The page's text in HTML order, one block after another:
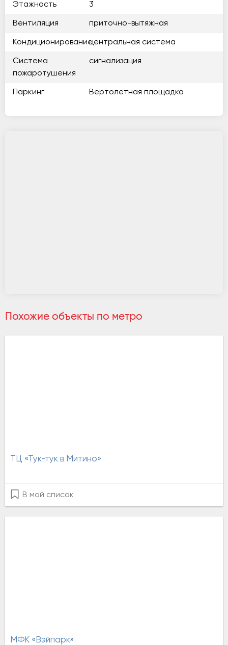
Этажность 3
Вентиляция приточно-вытяжная
Кондиционированиецентральная система
Система
пожаротушения
сигнализация
Паркинг Вертолетная площадка
Похожие объекты по метро
ТЦ «Тук-тук в Митино»
В мой список
МФК «Вэйпарк»